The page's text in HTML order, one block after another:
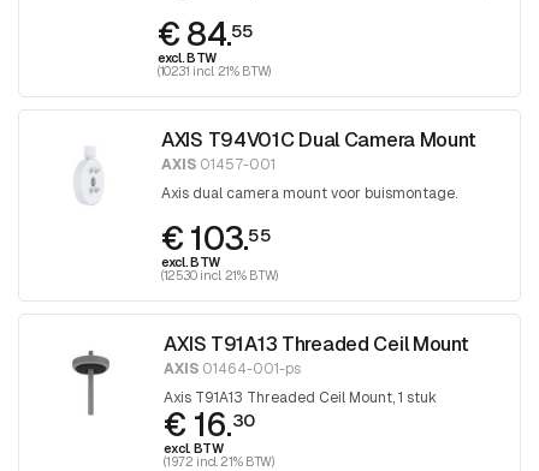
schroevendraaier
€ 84.55
excl. BTW
(102.31 incl. 21% BTW)
AXIS T94V01C Dual Camera Mount
AXIS01457-001
Axis dual camera mount voor buismontage.
€ 103.55
excl. BTW
(125.30 incl. 21% BTW)
AXIS T91A13 Threaded Ceil Mount
AXIS 01464-001-ps
Axis T91A13 Threaded Ceil Mount, 1 stuk
€ 16.30
excl. BTW
(19.72 incl. 21% BTW)